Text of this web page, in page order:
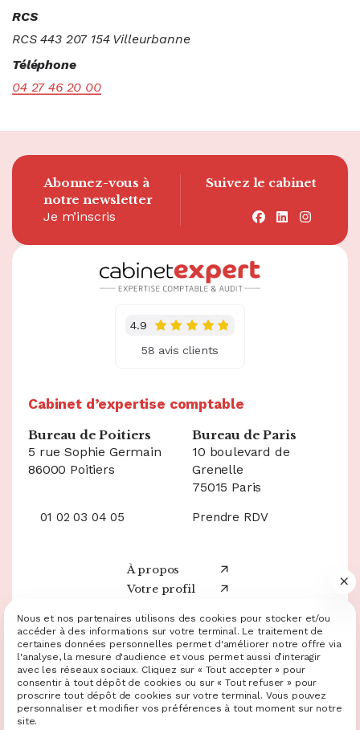
05 49 20 60 20
Demande de devis
Facebook
Instagram
RCS
RCS 443 207 154 Villeurbanne
Téléphone
04 27 46 20 00
Cabinet d’expertise comptable
Bureau de Poitiers
5 rue Sophie Germain
86000 Poitiers
Bureau de Paris
10 boulevard de
Grenelle
75015 Paris
À propos
Votre profil
Ressources
Nos annonces
4.9
58 avis clients
01 02 03 04 05 Prendre RDV
Abonnez-vous à
notre newsletter
Je m’inscris
Suivez le cabinet
facebook
linkedin
Mentions légales et RGPDPlan du siteGestion des cookies
Charte cookiesPolitique de confidentialité
© 2025 - 2026 Site réalisé par Les Echos Publishing
Nous et nos partenaires utilisons des cookies pour stocker et/ou
accéder à des informations sur votre terminal. Le traitement de
certaines données personnelles permet d'améliorer notre offre via
l'analyse, la mesure d'audience et vous permet aussi d’interagir
avec les réseaux sociaux. Cliquez sur « Tout accepter » pour
consentir à tout dépôt de cookies ou sur « Tout refuser » pour
proscrire tout dépôt de cookies sur votre terminal. Vous pouvez
personnaliser et modifier vos préférences à tout moment sur notre
site.